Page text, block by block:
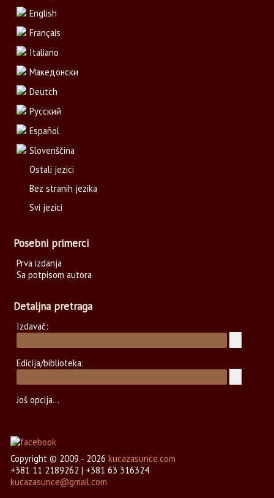
English
Français
Italiano
Македонски
Deutch
Русский
Español
Slovenščina
Ostali jezici
Bez stranih jezika
Svi jezici
Posebni primerci
Prva izdanja
Sa potpisom autora
Detaljna pretraga
Izdavač:
Edicija/biblioteka:
Još opcija...
Copyright © 2009 - 2026 kucazasunce.com
+381 11 2189262 | +381 63 316324
kucazasunce@gmail.com